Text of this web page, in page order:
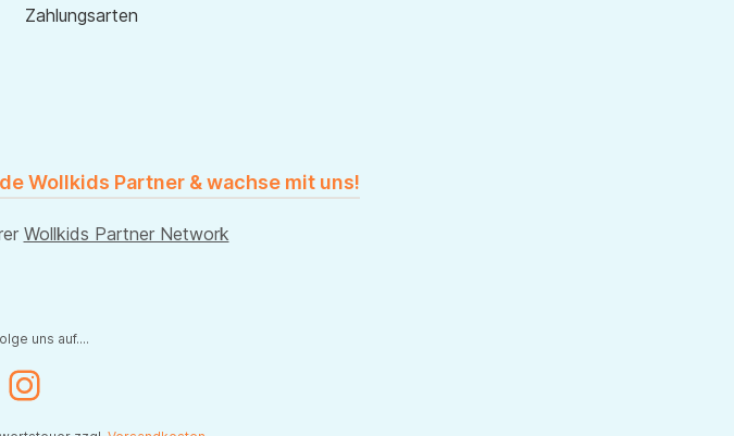
Zahlungsarten
Wollkids Partner & wachse mit uns!
Wollkids Partner Network
uns auf....
Instagram